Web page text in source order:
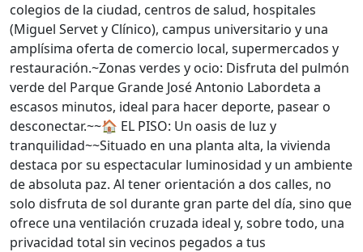
colegios de la ciudad, centros de salud, hospitales
(Miguel Servet y Clínico), campus universitario y una
amplísima oferta de comercio local, supermercados y
restauración.~Zonas verdes y ocio: Disfruta del pulmón
verde del Parque Grande José Antonio Labordeta a
escasos minutos, ideal para hacer deporte, pasear o
desconectar.~~🏠 EL PISO: Un oasis de luz y
tranquilidad~~Situado en una planta alta, la vivienda
destaca por su espectacular luminosidad y un ambiente
de absoluta paz. Al tener orientación a dos calles, no
solo disfruta de sol durante gran parte del día, sino que
ofrece una ventilación cruzada ideal y, sobre todo, una
privacidad total sin vecinos pegados a tus